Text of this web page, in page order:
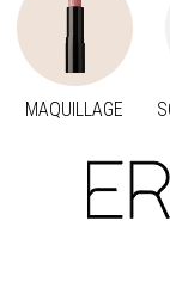
MAQUILLAGE